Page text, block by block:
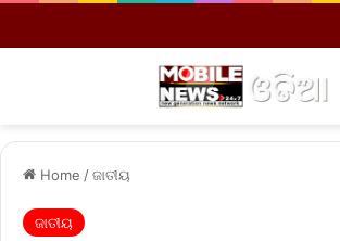
Home /ଜାତୀୟ
ଜାତୀୟ